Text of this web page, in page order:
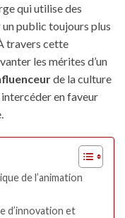
qui utilise des
public toujours plus
travers cette
les mérites d’un
de la culture
en faveur
de l’animation
d’innovation et